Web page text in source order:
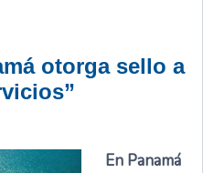
otorga sello a
En Panamá